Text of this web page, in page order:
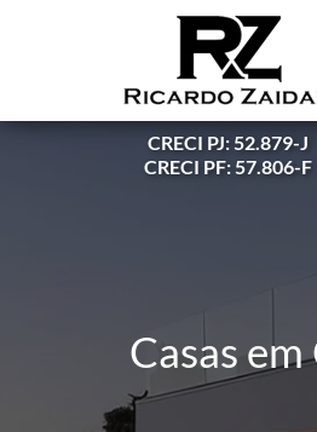
CRECI PJ: 52.879-J
CRECI PF: 57.806-F
Casas